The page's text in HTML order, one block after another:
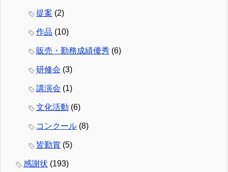
提案 (2)
作品 (10)
販売・勤務成績優秀 (6)
研修会 (3)
講演会 (1)
文化活動 (6)
コンクール (8)
皆勤賞 (5)
感謝状 (193)